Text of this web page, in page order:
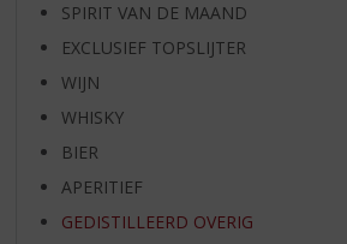
SPIRIT VAN DE MAAND
EXCLUSIEF TOPSLIJTER
WIJN
WHISKY
BIER
APERITIEF
GEDISTILLEERD OVERIG